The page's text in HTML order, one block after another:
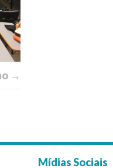
→
Mídias Sociais